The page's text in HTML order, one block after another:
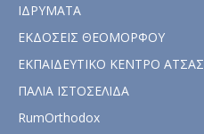
ΙΔΡΥΜΑΤΑ
ΕΚΔΟΣΕΙΣ ΘΕΟΜΟΡΦΟΥ
ΕΚΠΑΙΔΕΥΤΙΚΟ ΚΕΝΤΡΟ ΑΤΣΑΣ
ΠΑΛΙΑ ΙΣΤΟΣΕΛΙΔΑ
RumOrthodox